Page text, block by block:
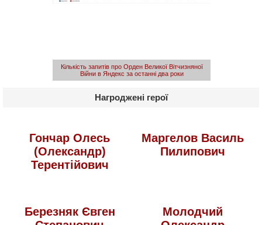
Кількість запитів про Орден Великої Вітчизняної
Війни в Яндекс за останні два роки
Нагроджені герої
Гончар Олесь
(Олександр)
Терентійович
Маргелов Василь
Пилипович
Березняк Євген
Молодчий